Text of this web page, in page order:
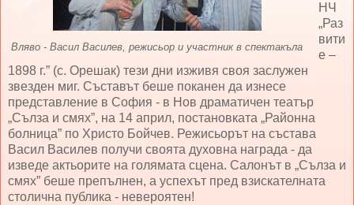
Вляво - Васил Василев, режисьор и участник в спектакъла
НЧ
„Раз
вити
е –
1898 г.” (с. Орешак) тези дни изживя своя заслужен
звезден миг. Съставът беше поканен да изнесе
представление в София - в Нов драматичен театър
„Сълза и смях”, на 14 април, постановката „Районна
болница” по Христо Бойчев. Режисьорът на състава
Васил Василев получи своята духовна награда - да
изведе актьорите на голямата сцена. Салонът в „Сълза и
смях” беше препълнен, а успехът пред взискателната
столична публика - невероятен!